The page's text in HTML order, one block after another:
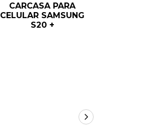
CARCASA PARA
CELULAR SAMSUNG
S20 +